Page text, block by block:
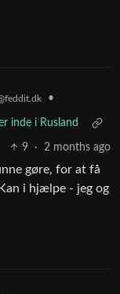
•
inde i Rusland
9 · 2 months ago
gøre, for at få
i hjælpe - jeg og